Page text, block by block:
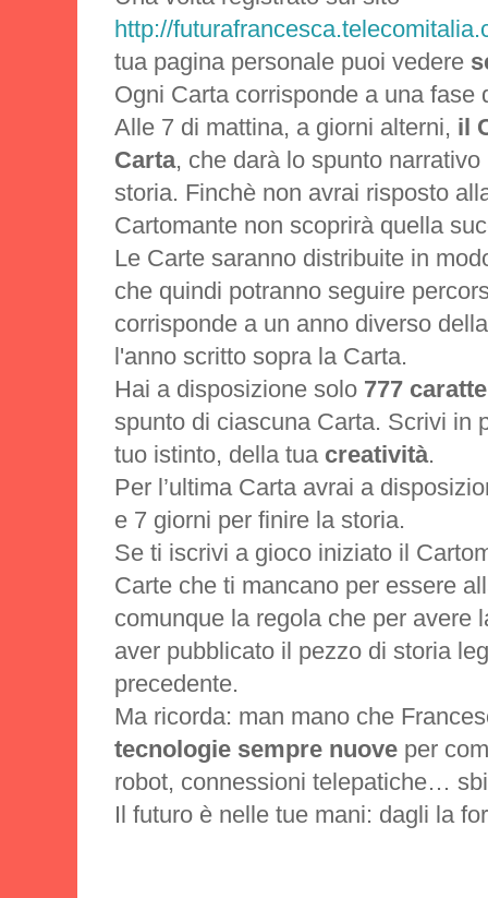
http://
tua pagina personale puoi vedere
Ogni Carta corrisponde a una fase
Alle 7 di mattina, a giorni alterni, il
Carta, che darà lo spunto
storia. Finchè non avrai risposto
Cartomante non scoprirà quella
Le Carte saranno distribuite in
che quindi potranno seguire
corrisponde a un anno diverso
l'anno scritto sopra la Carta.
Hai a disposizione solo 777
spunto di ciascuna Carta. Scrivi in
tuo istinto, della tua creatività.
Per l’ultima Carta avrai a
e 7 giorni per finire la storia.
Se ti iscrivi a gioco iniziato il
Carte che ti mancano per essere
comunque la regola che per avere
aver pubblicato il pezzo di storia
precedente.
Ma ricorda: man mano che
tecnologie sempre nuove per
robot, connessioni telepatiche…
Il futuro è nelle tue mani: dagli la